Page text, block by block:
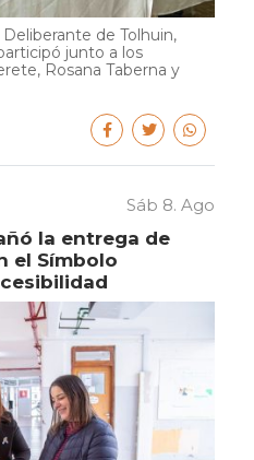
de Tolhuin,
junto a los
Rosana Taberna y
Sáb 8. Ago
la entrega de
el Símbolo